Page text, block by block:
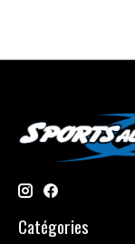
Catégories